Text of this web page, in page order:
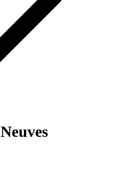
Neuves